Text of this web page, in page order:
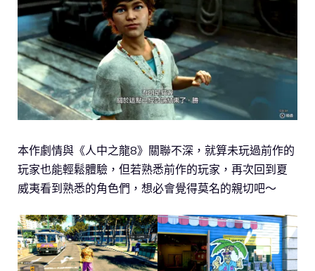
本作劇情與《人中之龍8》關聯不深，就算未玩過前作的
玩家也能輕鬆體驗，但若熟悉前作的玩家，再次回到夏
威夷看到熟悉的角色們，想必會覺得莫名的親切吧～